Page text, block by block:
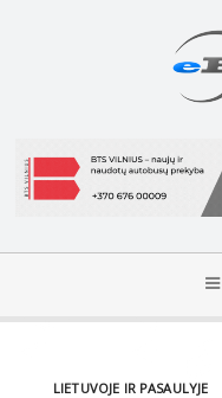
LIETUVOJE IR PASAULYJE